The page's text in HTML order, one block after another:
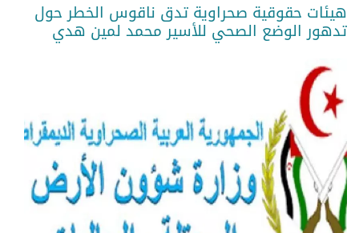
هيئات حقوقية صحراوية تدق ناقوس الخطر حول
تدهور الوضع الصحي للأسير محمد لمين هدي